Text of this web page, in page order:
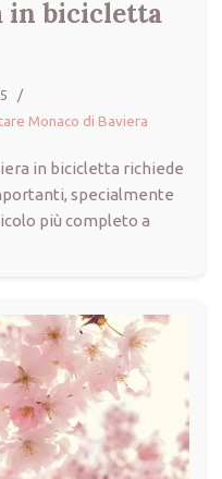
in bicicletta
Monaco di Baviera
in bicicletta richiede
specialmente
più completo a